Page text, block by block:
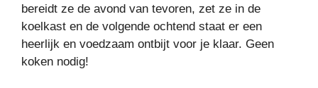
bereidt ze de avond van tevoren, zet ze in de
koelkast en de volgende ochtend staat er een
heerlijk en voedzaam ontbijt voor je klaar. Geen
koken nodig!